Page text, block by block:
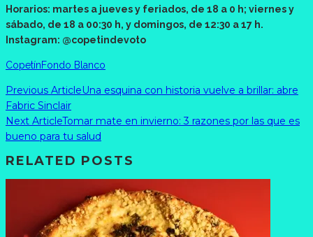
Horarios: martes a jueves y feriados, de 18 a 0 h; viernes y
sábado, de 18 a 00:30 h, y domingos, de 12:30 a 17 h.
Instagram: @copetindevoto
CopetínFondo Blanco
Previous ArticleUna esquina con historia vuelve a brillar: abre
Fabric Sinclair
Next ArticleTomar mate en invierno: 3 razones por las que es
bueno para tu salud
RELATED POSTS